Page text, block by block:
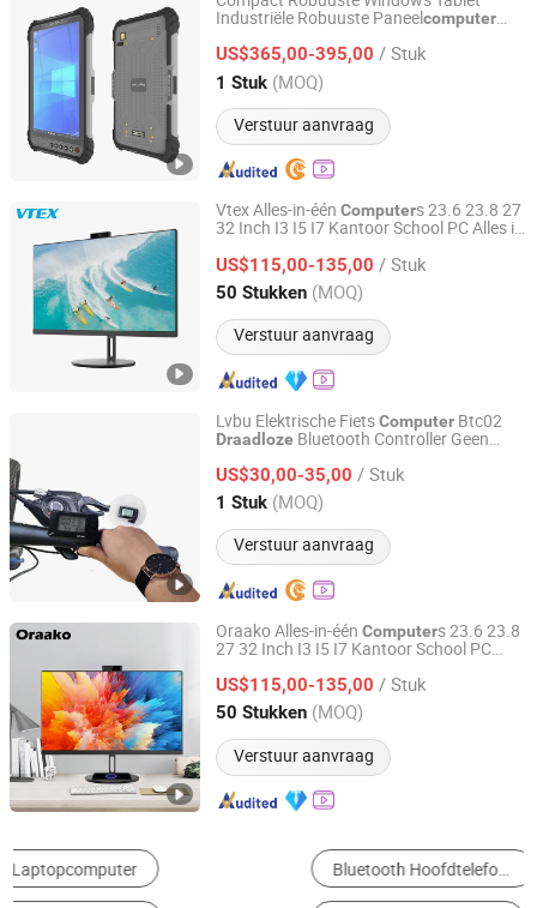
Industriële Robuuste Paneelcomputer
Scanner MobieleComputerQ801
US$365,00-395,00 / Stuk
1 Stuk (MOQ)
Verstuur aanvraag
Shenzhen Hosoton Technology Co., Ltd.
Guangdong, China Sinds 2022
Vtex Alles-in-één Computers 23.6 23.8 27
32 Inch I3 I5 I7 Kantoor School PC Alles in
Camera Aio
US$115,00-135,00 / Stuk
50 Stukken (MOQ)
Verstuur aanvraag
Shenzhen Vitek Electronics Co., Ltd.
Guangdong, China Sinds 2020
Lvbu Elektrische FietsComputer Btc02
Draadloze Bluetooth Controller Geen
US$30,00-35,00 / Stuk
1 Stuk (MOQ)
Verstuur aanvraag
Nanchang Lvbu Import and Export Co., Ltd.
Jiangxi, China Sinds 2020
Oraako Alles-in-één Computers 23.6 23.8
27 32 Inch I3 I5 I7 Kantoor School PC
Verborgen Camera Aio
US$115,00-135,00 / Stuk
50 Stukken (MOQ)
Verstuur aanvraag
Shenzhen Vitek Electronics Co., Ltd.
Guangdong, China Sinds 2020
Draagbare Luidspeaker